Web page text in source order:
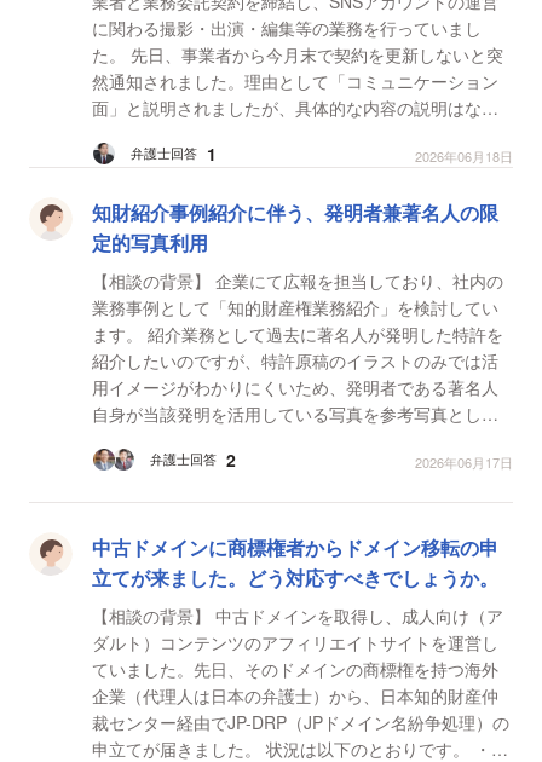
に関わる撮影・出演・編集等の業務を行っていまし
た。 先日、事業者から今月末で契約を更新しないと突
然通知されました。理由として「コミュニケーション
面」と説明されましたが、具体的な内容の説明はな
また、...弁護士回答 1 2026年06月18日
知財紹介事例紹介に伴う、発明者兼著名人の限
定的写真利用
【相談の背景】 企業にて広報を担当しており、社内の
業務事例として「知的財産権業務紹介」を検討してい
ます。 紹介業務として過去に著名人が発明した特許を
紹介したいのですが、特許原稿のイラストのみでは活
用イメージがわかりにくいため、発明者である著名人
自身が当該発明を活用している写真を参考写真として
シ...
弁護士回答 2 2026年06月17日
中古ドメインに商標権者からドメイン移転の申
立てが来ました。どう対応すべきでしょうか。
【相談の背景】 中古ドメインを取得し、成人向け（ア
ダルト）コンテンツのアフィリエイトサイトを運営し
ていました。先日、そのドメインの商標権を持つ海外
企業（代理人は日本の弁護士）から、日本知的財産仲
裁センター経由でJP-DRP（JPドメイン名紛争処理）の
申立てが届きました。 状況は以下のとおりです。 ・相